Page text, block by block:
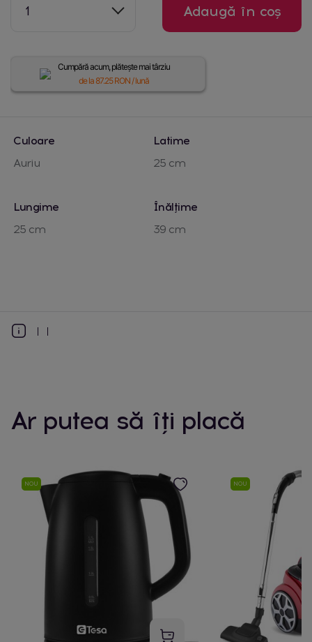
1 Adaugă în coș
Cumpără acum, plătește mai târziu
de la 87.25RON / lună
Culoare
Auriu
Latime
25 cm
Lungime
25 cm
Înălțime
39 cm
Ar putea să îți placă
NOU NOU